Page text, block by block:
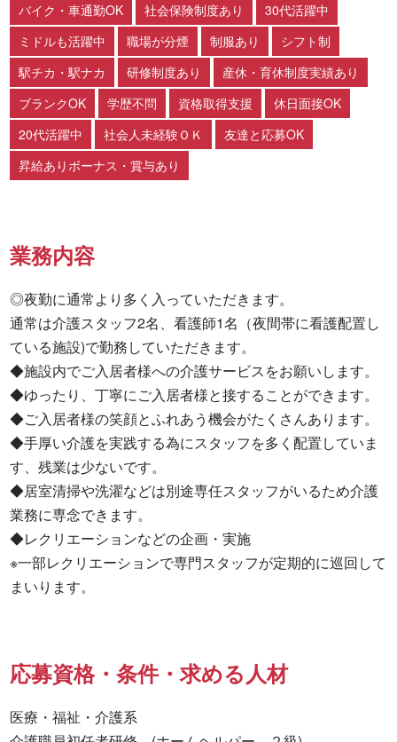
バイク・車通勤OK
社会保険制度あり
30代活躍中
ミドルも活躍中
職場が分煙 制服あり
シフト制
駅チカ・駅ナカ
研修制度あり
産休・育休制度実績あり
ブランクOK
学歴不問 資格取得支援
休日面接OK
20代活躍中
社会人未経験ＯＫ
友達と応募OK
昇給ありボーナス・賞与あり
業務内容
◎夜勤に通常より多く入っていただきます。
通常は介護スタッフ2名、看護師1名（夜間帯に看護配置し
ている施設)で勤務していただきます。
◆施設内でご入居者様への介護サービスをお願いします。
◆ゆったり、丁寧にご入居者様と接することができます。
◆ご入居者様の笑顔とふれあう機会がたくさんあります。
◆手厚い介護を実践する為にスタッフを多く配置していま
す、残業は少ないです。
◆居室清掃や洗濯などは別途専任スタッフがいるため介護
業務に専念できます。
◆レクリエーションなどの企画・実施
※一部レクリエーションで専門スタッフが定期的に巡回して
まいります。
応募資格・条件・求める人材
医療・福祉・介護系